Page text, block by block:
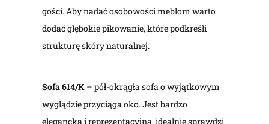
gości. Aby nadać osobowości meblom warto
dodać głębokie pikowanie, które podkreśli
strukturę skóry naturalnej.
Sofa 614/K – pół-okrągła sofa o wyjątkowym
wyglądzie przyciąga oko. Jest bardzo
elegancka i reprezentacyjna, idealnie sprawdzi